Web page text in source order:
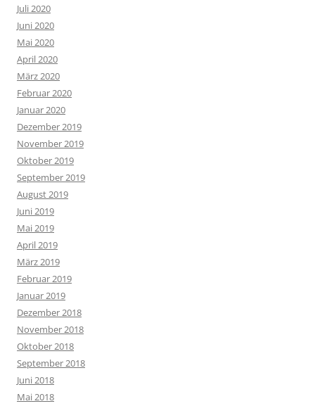
Juli 2020
Juni 2020
Mai 2020
April 2020
März 2020
Februar 2020
Januar 2020
Dezember 2019
November 2019
Oktober 2019
September 2019
August 2019
Juni 2019
Mai 2019
April 2019
März 2019
Februar 2019
Januar 2019
Dezember 2018
November 2018
Oktober 2018
September 2018
Juni 2018
Mai 2018